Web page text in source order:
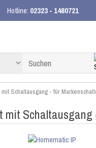
Hotline: 02323 - 1480721
Schaltausgang - für